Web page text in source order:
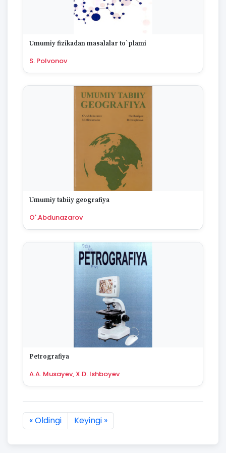
Umumiy fizikadan masalalar to`plami
S. Polvonov
Umumiy tabiiy geografiya
O'.Abdunazarov
Petrografiya
A.A. Musayev, X.D. Ishboyev
1105 natijaning :first dan :last gacha ko'rsatildi
« Oldingi Keyingi »